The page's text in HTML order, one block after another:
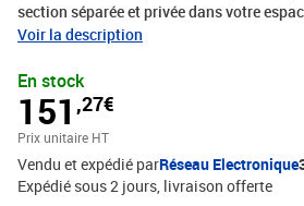
section séparée et privée dans votre
extérieur. Matériau de première qualité :
tropical, qui est dense, robuste et durable.
également résistant aux intempéries et
pliable : cet écran à panneaux peut
pour économiser de l'espace lorsqu'il n'est
multiples : ce pare-vue peut être utilisé
décoration que comme cloison. Il est
Voir la description
En stock
151 ,27€
Prix unitaire HT
Vendu et expédié parRéseau Electronique
Expédié sous 2 jours livraison offerte